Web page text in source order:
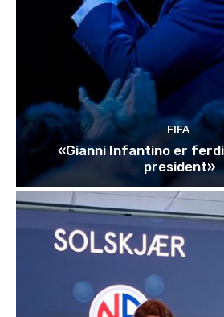
FIFA
«Gianni Infantino er
president»